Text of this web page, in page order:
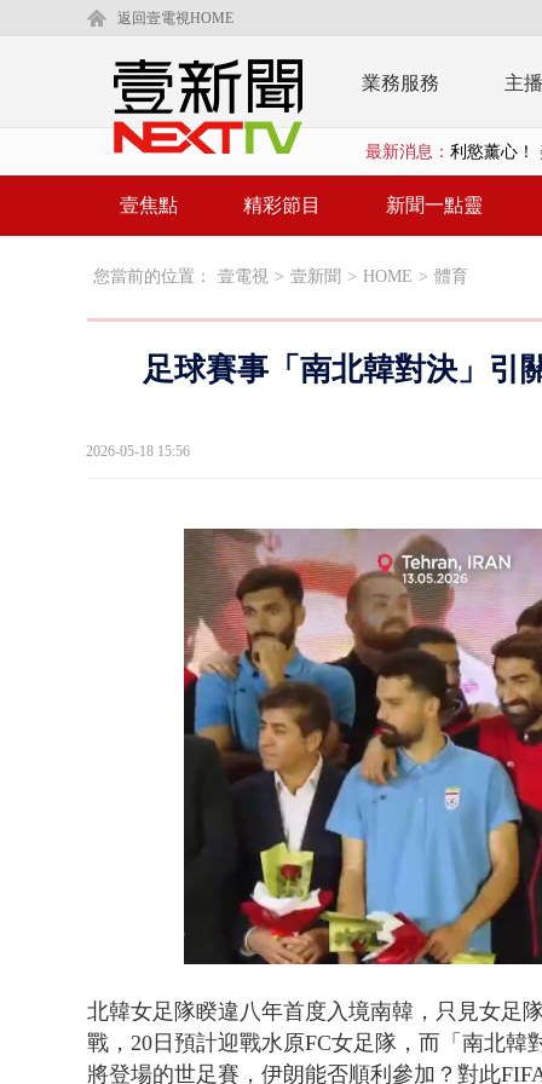
返回壹電視HOME
業務服務 主
最新消息： 利慾薰心
早餐店放迷
白海豚逼近
壹焦點 精彩節目 新聞一點靈
您當前的位置： 壹電視 > 壹新聞 > HOME > 體育
足球賽事「南北韓對決」
2026-05-18 15:56
Unmute Loaded:
51.92%
北韓女足隊睽違八年首度入境南韓，只見女足
戰， 20日預計迎戰水原FC女足隊，而「南北韓
將登場的世足賽，伊朗能否順利參加？對此